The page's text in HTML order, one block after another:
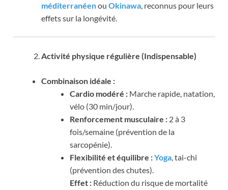
méditerranéenou Okinawa, reconnus pour leurs
effets sur la longévité.
Activité physique régulière (Indispensable)
Combinaison idéale :
Cardio modéré : Marche rapide, natation,
vélo (30 min/jour).
Renforcement musculaire : 2 à 3
fois/semaine (prévention de la
sarcopénie).
Flexibilité et équilibre :Yoga, tai-chi
(prévention des chutes).
Effet : Réduction du risque de mortalité